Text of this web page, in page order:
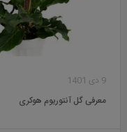
9 دی 1401
معرفی گل آنتوریوم هوکری